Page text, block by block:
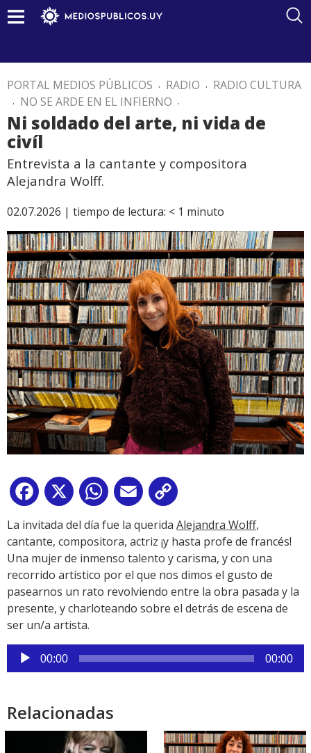
PORTAL MEDIOS PÚBLICOS . RADIO . RADIO CULTURA
. NO SE ARDE EN EL INFIERNO .
Ni soldado del arte, ni vida de
civíl
Entrevista a la cantante y compositora
Alejandra Wolff.
02.07.2026 | tiempo de lectura: < 1 minuto
Facebook
X WhatsApp
Email
Link
La invitada del día fue la querida Alejandra Wolff,
cantante, compositora, actriz ¡y hasta profe de francés!
Una mujer de inmenso talento y carisma, y con una
recorrido artístico por el que nos dimos el gusto de
pasearnos un rato revolviendo entre la obra pasada y la
presente, y charloteando sobre el detrás de escena de
ser un/a artista.
Reproductor
de
00:00 00:00
Relacionadas